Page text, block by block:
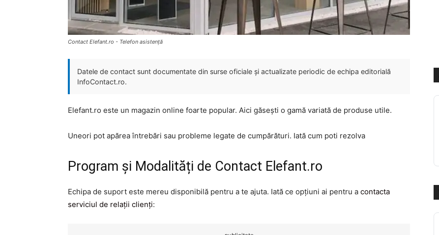
Contact Elefant.ro - Telefon asistență
Datele de contact sunt documentate din surse oficiale și actualizate periodic de echipa editorială
InfoContact.ro.
Elefant.ro este un magazin online foarte popular. Aici găsești o gamă variată de produse utile.
Uneori pot apărea întrebări sau probleme legate de cumpărături. Iată cum poti rezolva
Program și Modalități de Contact Elefant.ro
Echipa de suport este mereu disponibilă pentru a te ajuta. Iată ce opțiuni ai pentru a contacta
serviciul de relații clienți: